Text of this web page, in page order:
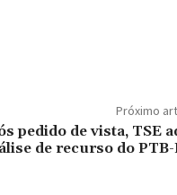
Próximo
pedido de vista, TSE
de recurso do PTB-